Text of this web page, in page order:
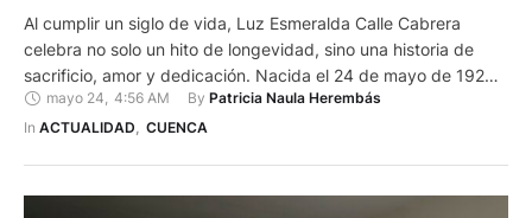
Al cumplir un siglo de vida, Luz Esmeralda Calle Cabrera
celebra no solo un hito de longevidad, sino una historia de
sacrificio, amor y dedicación. Nacida el 24 de mayo de 1924
en Biblián, su vida ha sido un testimonio de fuerza y
compromiso con su familia. Huérfana a los 14 años de edad, la
mayo 24 4:56 AM By Patricia Naula Herembás
In ACTUALIDAD, CUENCA